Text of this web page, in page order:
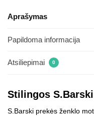
Aprašymas
Papildoma informacija
Atsiliepimai 0
Stilingos
S.Barski prekės ženklo